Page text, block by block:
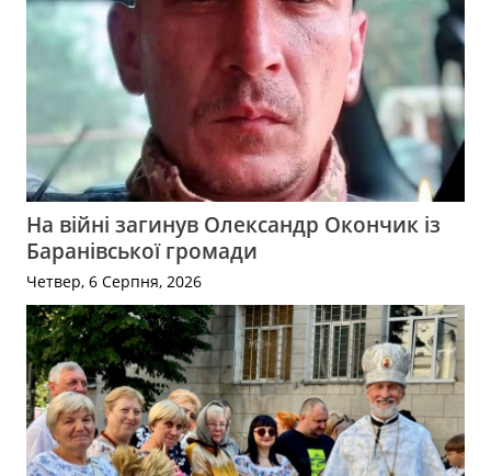
На війні загинув Олександр Окончик із
Баранівської громади
Четвер, 6 Серпня, 2026